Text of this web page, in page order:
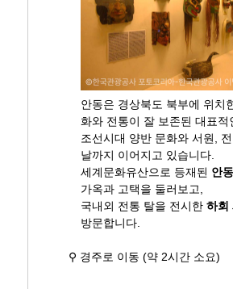
안동은 경상북도 북부에 위치
화와 전통이 잘 보존된 대표적
조선시대 양반 문화와 서원,
날까지 이어지고 있습니다.
세계문화유산으로 등재된 안
가옥과 고택을 둘러보고,
국내외 전통 탈을 전시한 하회
방문합니다.
⚲ 경주로 이동 (약 2시간 소요)